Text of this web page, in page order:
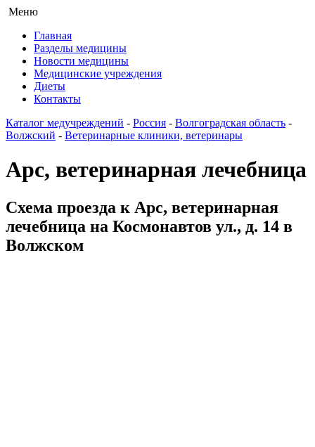
Меню
Главная
Разделы медицины
Новости медицины
Медицинские учреждения
Диеты
Контакты
Каталог медучреждений - Россия - Волгоградская область -
Волжский - Ветеринарные клиники, ветеринары
Арс, ветеринарная лечебница
Схема проезда к Арс, ветеринарная
лечебница на Космонавтов ул., д. 14 в
Волжском